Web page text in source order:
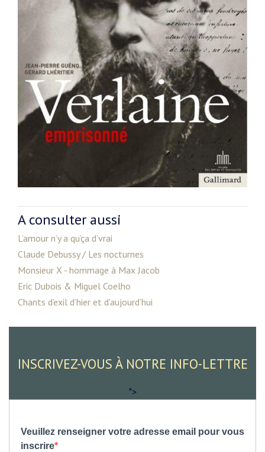
A consulter aussi
L’amour n’y a qu’ça d’vrai
Claude Debussy / Les nocturnes
Monsieur X - hommage à Max Jacob
Eric Dubois & Miguel Coelho
Chants d’exil d’hier et d’aujourd’hui
INSCRIVEZ-VOUS À NOTRE INFO-LETTRE
">
Veuillez renseigner votre adresse email pour vous
inscrire